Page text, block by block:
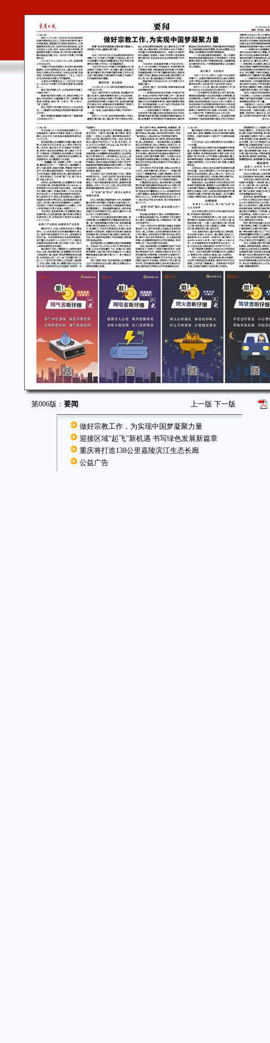
第006版： 要闻 上一版 下一版
做好宗教工作，为实现中国梦凝聚力量
迎接区域“起飞”新机遇 书写绿色发展新篇章
重庆将打造138公里嘉陵滨江生态长廊
公益广告